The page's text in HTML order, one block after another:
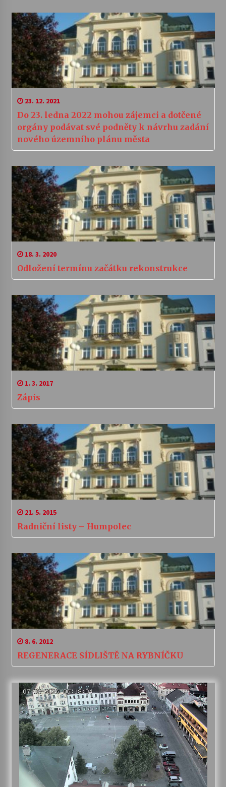
23. 12. 2021
Do 23. ledna 2022 mohou zájemci a dotčené
orgány podávat své podněty k návrhu zadání
nového územního plánu města
18. 3. 2020
Odložení termínu začátku rekonstrukce
1. 3. 2017
Zápis
21. 5. 2015
Radniční listy – Humpolec
8. 6. 2012
REGENERACE SÍDLIŠTĚ NA RYBNÍČKU